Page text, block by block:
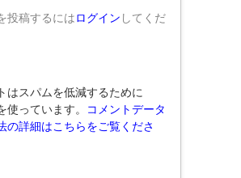
投稿するにはログイン してくだ
はスパムを低減するために
っています。
コメントデータ
の詳細はこちらをご覧くださ